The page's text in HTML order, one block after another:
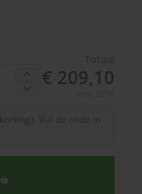
€ 209,10
Vul de code in